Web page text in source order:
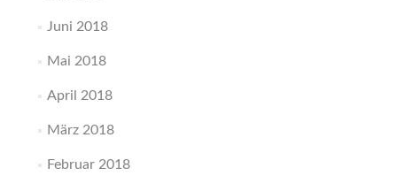
Juni 2018
Mai 2018
April 2018
März 2018
Februar 2018